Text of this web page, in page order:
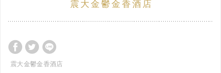
震大金鬱金香酒店
震大金鬱金香酒店